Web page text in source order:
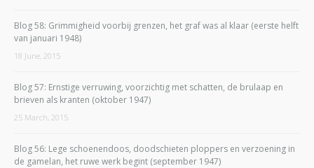
Blog 58: Grimmigheid voorbij grenzen, het graf was al klaar (eerste helft
van januari 1948)
18 June, 2015
Blog 57: Ernstige verruwing, voorzichtig met schatten, de brulaap en
brieven als kranten (oktober 1947)
25 March, 2015
Blog 56: Lege schoenendoos, doodschieten ploppers en verzoening in
de gamelan, het ruwe werk begint (september 1947)